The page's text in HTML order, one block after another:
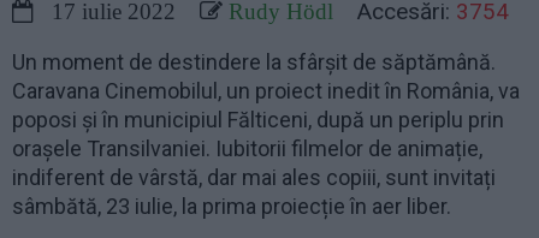
17 iulie 2022 Rudy Hödl Accesări: 3754
Un moment de destindere la sfârșit de săptămână.
Caravana Cinemobilul, un proiect inedit în România, va
poposi și în municipiul Fălticeni, după un periplu prin
orașele Transilvaniei. Iubitorii filmelor de animație,
indiferent de vârstă, dar mai ales copiii, sunt invitați
sâmbătă, 23 iulie, la prima proiecție în aer liber.